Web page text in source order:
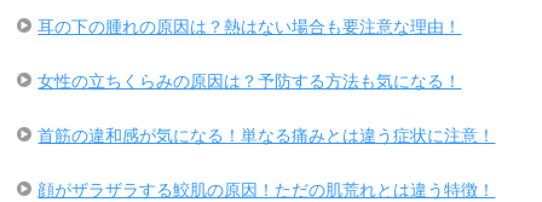
耳の下の腫れの原因は？熱はない場合も要注意な理由！
女性の立ちくらみの原因は？予防する方法も気になる！
首筋の違和感が気になる！単なる痛みとは違う症状に注意！
顔がザラザラする鮫肌の原因！ただの肌荒れとは違う特徴！